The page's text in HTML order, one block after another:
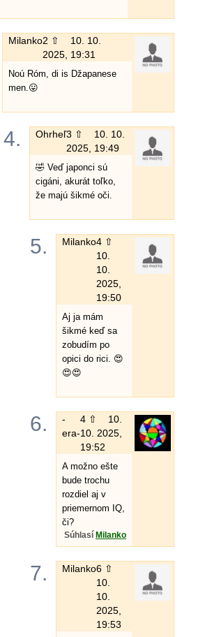
Milanko2 ⇧
10. 10.
2025, 19:31
Noú Róm, di is Džapanese
men.😛
4. Ohrheľ3 ⇧
10. 10.
2025, 19:49
🤣 Veď japonci sú
cigáni, akurát toľko,
že majú šikmé oči.
5. Milanko4 ⇧
10.
10.
2025,
19:50
Aj ja mám
šikmé keď sa
zobudím po
opici do rici. 😍
😍😍
6.
-
era-
4 ⇧
10.
10. 2025,
19:52
A možno ešte
bude trochu
rozdiel aj v
priemernom IQ,
či?
Súhlasí Milanko
7. Milanko6 ⇧
10.
10.
2025,
19:53